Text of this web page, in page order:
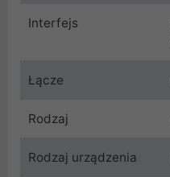
Interfejs
Łącze
Rodzaj
Rodzaj urządzenia